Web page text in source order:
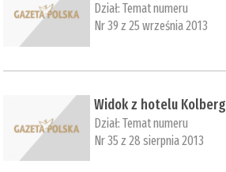
Dział:Temat numeru
Nr 39 z 25 września 2013
Widok z hotelu Kolberg
Dział:Temat numeru
Nr 35 z 28 sierpnia 2013